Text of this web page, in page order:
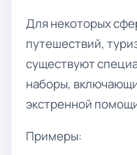
Для некоторых
путешествий,
существуют
наборы,
экстренной
Примеры: